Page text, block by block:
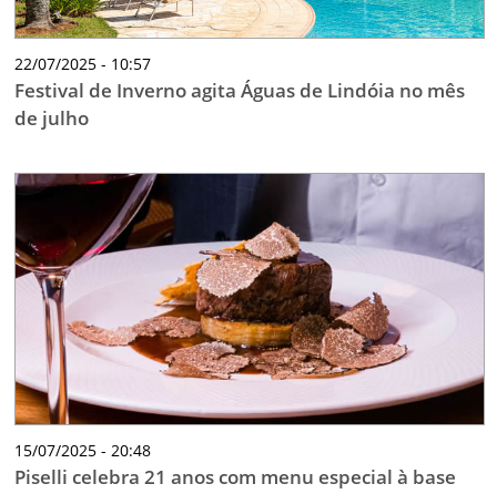
22/07/2025 - 10:57
Festival de Inverno agita Águas de Lindóia no mês
de julho
15/07/2025 - 20:48
Piselli celebra 21 anos com menu especial à base